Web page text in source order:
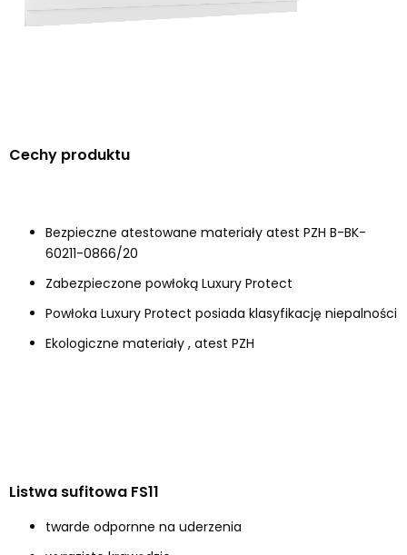
Cechy produktu
Bezpieczne atestowane materiały atest PZH B-BK-
60211-0866/20
Zabezpieczone powłoką Luxury Protect
Powłoka Luxury Protect posiada klasyfikację niepalności
Ekologiczne materiały , atest PZH
Listwa sufitowa FS11
twarde odpornne na uderzenia